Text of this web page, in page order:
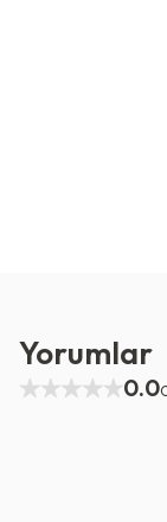
Son
Yorumlar
0.0